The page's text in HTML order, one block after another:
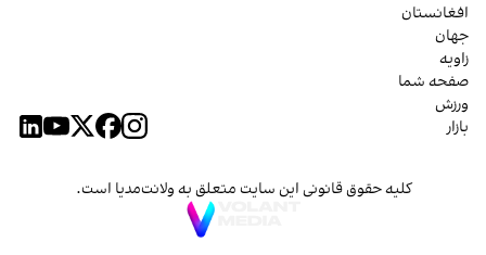
افغانستان
جهان
زاویه
صفحه شما
ورزش
بازار
کلیه حقوق قانونی این سایت متعلق به ولانت‌مدیا است.